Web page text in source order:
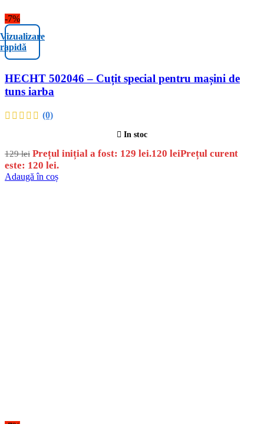
-7%
Vizualizare
rapidă
HECHT 502046 – Cuțit special pentru mașini de
tuns iarba
(0)
In stoc
129lei Prețul inițial a fost: 129 lei.120 leiPrețul curent
este: 120 lei.
Adaugă în coș